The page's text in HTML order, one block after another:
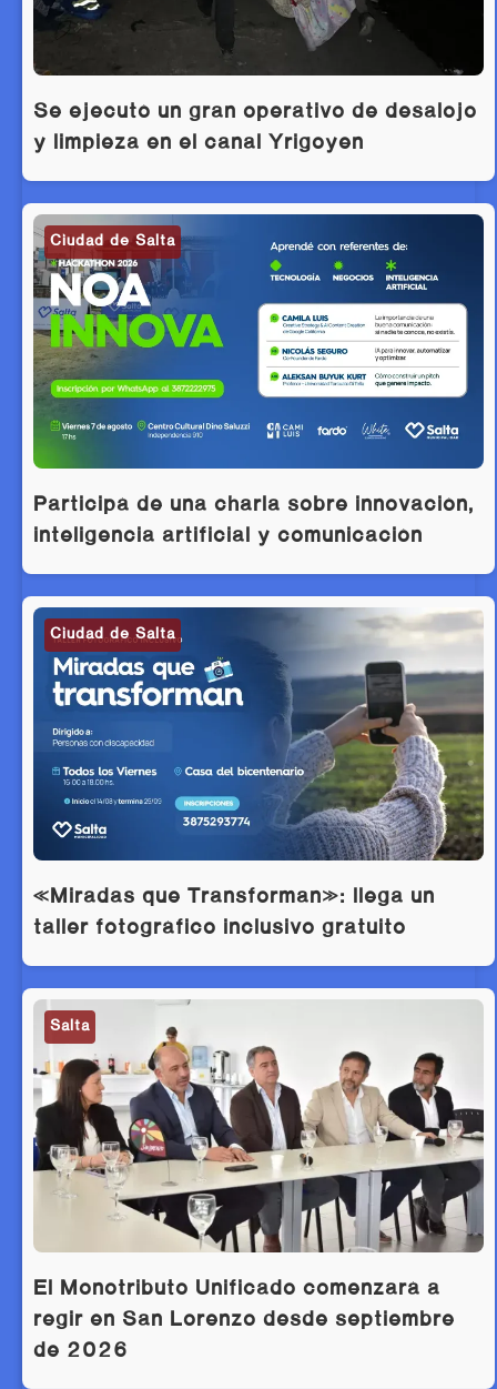
Se ejecutó un gran operativo de desalojo
y limpieza en el canal Yrigoyen
Ciudad de Salta
Participá de una charla sobre innovación,
inteligencia artificial y comunicación
Ciudad de Salta
«Miradas que Transforman»: llega un
taller fotográfico inclusivo gratuito
Salta
El Monotributo Unificado comenzará a
regir en San Lorenzo desde septiembre
de 2026